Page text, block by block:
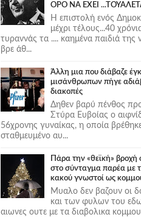
ΟΡΟ ΝΑ ΕΧΕΙ
Η επιστολή ενός
μέχρι τέλους...40
τυραννάς τα .... καημένα παιδιά της
βρε άθ...
Άλλη μια που διάβαζε
μισάνθρωπων πήγε
διακοπές
Δηθεν βαρύ πένθος
Στύρα Ευβοίας ο
56χρονης γυναίκας, η οποία
σταθμευμένο αυ...
Πάρα την «θεϊκή» βροχή
στο σύνταγμα παρέα με
κακού γνωστοί ως
Μυαλο δεν βαζουν οι
και των φυλων του
αιωνες ουτε με τα διαβολικα